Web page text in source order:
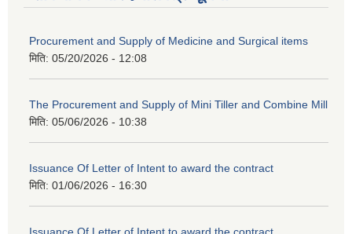
Procurement and Supply of Medicine and Surgical items
मिति: 05/20/2026 - 12:08
The Procurement and Supply of Mini Tiller and Combine Mill
मिति: 05/06/2026 - 10:38
Issuance Of Letter of Intent to award the contract
मिति: 01/06/2026 - 16:30
Issuance Of Letter of Intent to award the contract